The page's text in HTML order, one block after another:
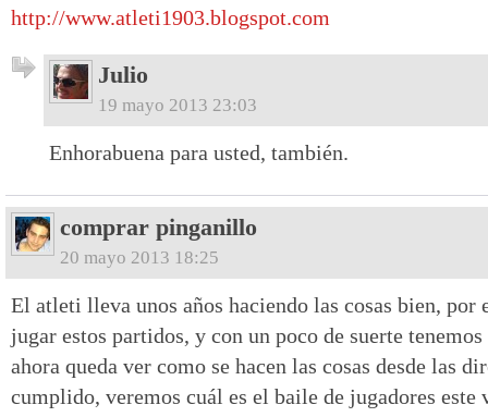
http://www.atleti1903.blogspot.com
Julio
19 mayo 2013 23:03
Enhorabuena para usted, también.
comprar pinganillo
20 mayo 2013 18:25
El atleti lleva unos años haciendo las cosas bien, por
jugar estos partidos, y con un poco de suerte
ahora queda ver como se hacen las cosas desde las
cumplido, veremos cuál es el baile de jugadores este